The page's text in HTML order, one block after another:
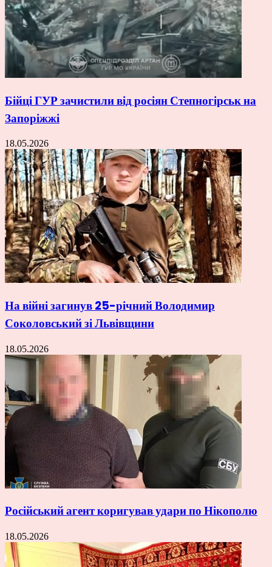
Бійці ГУР зачистили від росіян Степногірськ на
Запоріжжі
18.05.2026
На війні загинув 25-річний Володимир
Соколовський зі Львівщини
18.05.2026
Російський агент коригував удари по Нікополю
18.05.2026